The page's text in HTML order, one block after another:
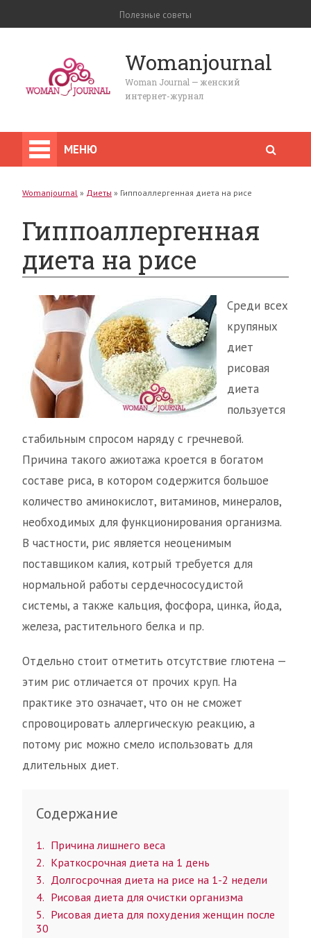
Полезные советы
Womanjournal
Woman Journal — женский
интернет-журнал
МЕНЮ
Womanjournal » Диеты » Гиппоаллергенная диета на рисе
Гиппоаллергенная
диета на рисе
Среди всех
крупяных
диет
рисовая
диета
пользуется
стабильным спросом наряду с гречневой.
Причина такого ажиотажа кроется в богатом
составе риса, в котором содержится большое
количество аминокислот, витаминов, минералов,
необходимых для функционирования организма.
В частности, рис является неоценимым
поставщиком калия, котрый требуется для
нормальной работы сердечнососудистой
системы, а также кальция, фосфора, цинка, йода,
железа, растительного белка и пр.
Отдельно стоит отметить отсутствие глютена —
этим рис отличается от прочих круп. На
практике это означает, что он не сможет
спровоцировать аллергическую реакцию, а
потому рис можно смело использовать для
длительных диет.
Содержание
1
Причина лишнего веса
2
Краткосрочная диета на 1 день
3
Долгосрочная диета на рисе на 1-2 недели
4
Рисовая диета для очистки организма
5
Рисовая диета для похудения женщин после
30